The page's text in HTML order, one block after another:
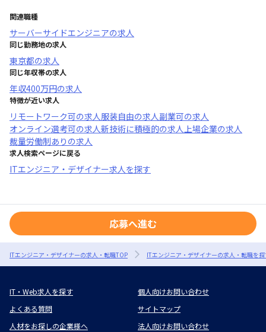
関連職種
サーバーサイドエンジニアの求人
同じ勤務地の求人
東京都の求人
同じ年収帯の求人
年収400万円の求人
特徴が近い求人
リモートワーク可の求人服装自由の求人副業可の求人
オンライン選考可の求人新技術に積極的の求人上場企業の求人
裁量労働制あり の求人
求人検索ページに戻る
ITエンジニア・デザイナー求人を探す
応募へ進む
ITエンジニア・デザイナーの求人・転職TOP ITエンジニア・デザイナーの求人・転職を
IT・Web求人を探す
個人向けお問い合わせ
よくある質問
サイトマップ
人材をお探しの企業様へ
法人向けお問い合わせ